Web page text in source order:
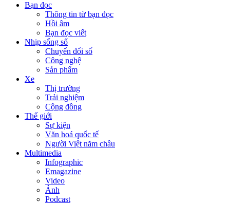
Bạn đọc
Thông tin từ bạn đọc
Hồi âm
Bạn đọc viết
Nhịp sống số
Chuyển đổi số
Công nghệ
Sản phẩm
Xe
Thị trường
Trải nghiệm
Cộng đồng
Thế giới
Sự kiện
Văn hoá quốc tế
Người Việt năm châu
Multimedia
Infographic
Emagazine
Video
Ảnh
Podcast